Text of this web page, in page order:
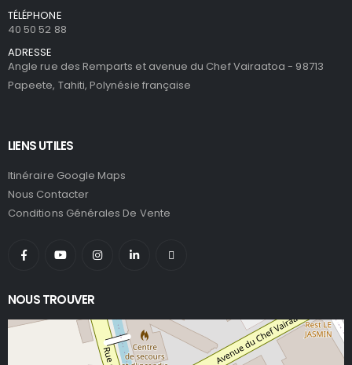
TÉLÉPHONE
40 50 52 88
ADRESSE
Angle rue des Remparts et avenue du Chef Vairaatoa - 98713
Papeete, Tahiti, Polynésie française
LIENS UTILES
Itinéraire Google Maps
Nous Contacter
Conditions Générales De Vente
NOUS TROUVER